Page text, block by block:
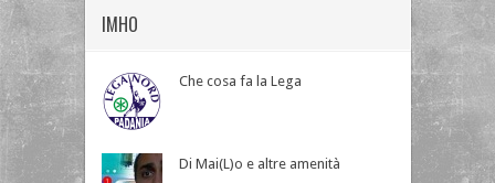
IMHO
Che cosa fa la Lega
Di Mai(L)o e altre amenità